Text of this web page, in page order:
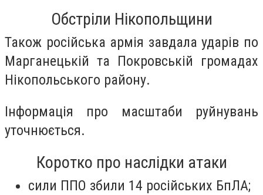
Обстріли Нікопольщини
Також російська армія завдала ударів по
Марганецькій та Покровській громадах
Нікопольського району.
Інформація про масштаби руйнувань
уточнюється.
Коротко про наслідки атаки
сили ППО збили 14 російських БпЛА;